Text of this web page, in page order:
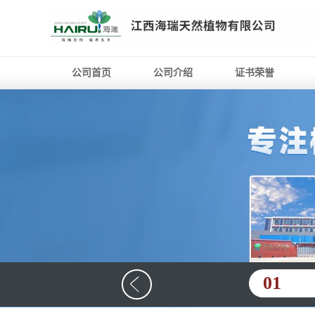
公司首页 公司介绍 证书荣誉
01